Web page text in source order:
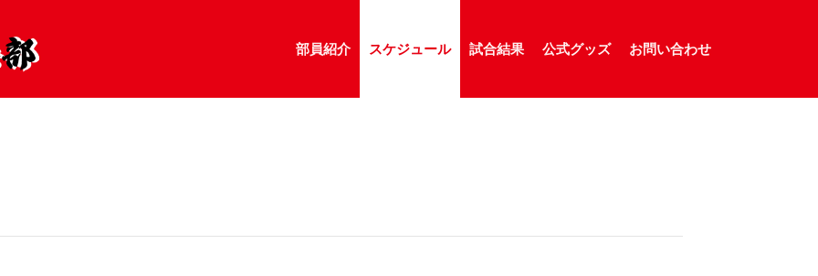
部員紹介 スケジュール 試合結果 公式グッズ お問い合わせ